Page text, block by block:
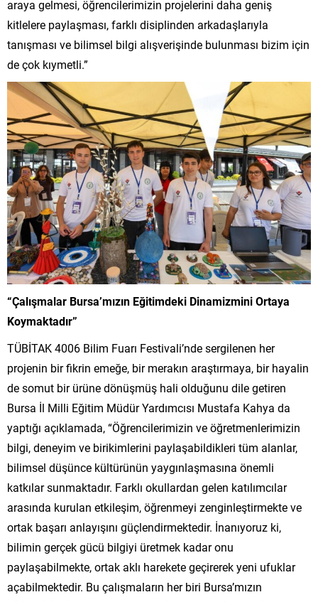
araya gelmesi, öğrencilerimizin projelerini daha geniş
kitlelere paylaşması, farklı disiplinden arkadaşlarıyla
tanışması ve bilimsel bilgi alışverişinde bulunması bizim için
de çok kıymetli.”
“Çalışmalar Bursa’mızın Eğitimdeki Dinamizmini Ortaya
Koymaktadır”
TÜBİTAK 4006 Bilim Fuarı Festivali’nde sergilenen her
projenin bir fikrin emeğe, bir merakın araştırmaya, bir hayalin
de somut bir ürüne dönüşmüş hali olduğunu dile getiren
Bursa İl Milli Eğitim Müdür Yardımcısı Mustafa Kahya da
yaptığı açıklamada, “Öğrencilerimizin ve öğretmenlerimizin
bilgi, deneyim ve birikimlerini paylaşabildikleri tüm alanlar,
bilimsel düşünce kültürünün yaygınlaşmasına önemli
katkılar sunmaktadır. Farklı okullardan gelen katılımcılar
arasında kurulan etkileşim, öğrenmeyi zenginleştirmekte ve
ortak başarı anlayışını güçlendirmektedir. İnanıyoruz ki,
bilimin gerçek gücü bilgiyi üretmek kadar onu
paylaşabilmekte, ortak aklı harekete geçirerek yeni ufuklar
açabilmektedir. Bu çalışmaların her biri Bursa’mızın